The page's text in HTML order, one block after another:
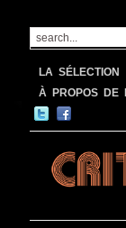
LA SÉLECTION
À PROPOS DE